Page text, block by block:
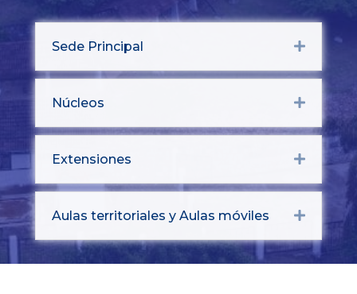
Sede Principal Expand
Núcleos Expand
Extensiones Expand
Aulas territoriales y Aulas móviles Expand